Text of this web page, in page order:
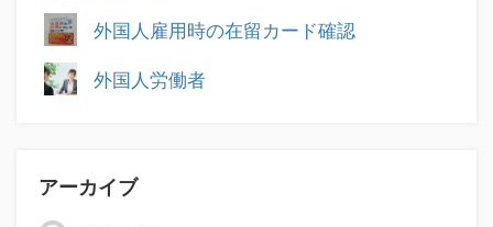
外国人雇用時の在留カード確認
外国人労働者
アーカイブ